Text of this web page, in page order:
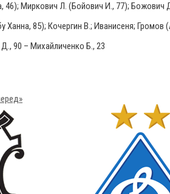
Миркович Л. (Бойович И., 77); Божович
85); Кочергин В.; Иванисеня;
90 – Михайличенко Б., 23